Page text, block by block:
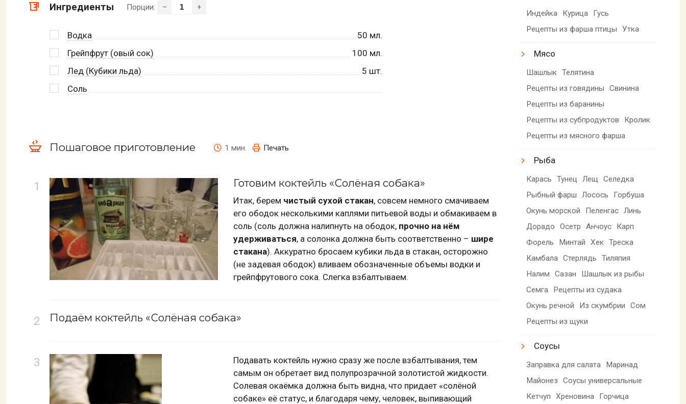
Ингредиенты Порции: – +
Водка 50 мл.
Грейпфрут (овый сок)
100 мл.
Лед (Кубики льда)
5 шт.
Соль
Пошаговое приготовление 1 мин. Печать
Готовим коктейль «Солёная собака»
Итак, берем чистый сухой стакан, совсем немного смачиваем
его ободок несколькими каплями питьевой воды и обмакиваем в
соль (соль должна налипнуть на ободок, прочно на нём
удерживаться, а солонка должна быть соответственно – шире
стакана). Аккуратно бросаем кубики льда в стакан, осторожно
(не задевая ободок) вливаем обозначенные объемы водки и
грейпфрутового сока. Слегка взбалтываем.
Подаём коктейль «Солёная собака»
Подавать коктейль нужно сразу же после взбалтывания, тем
самым он обретает вид полупрозрачной золотистой жидкости.
Солевая окаёмка должна быть видна, что придает «солёной
собаке» её статус, и благодаря чему, человек, выпивающий
Индейка Курица
Гусь
Рецепты из фарша птицы
Утка
Мясо
Шашлык Телятина
Рецепты из говядины
Свинина
Рецепты из баранины
Рецепты из субпродуктов
Кролик
Рецепты из мясного фарша
Рыба
Карась Тунец Лещ
Селедка
Рыбный фарш
Лосось
Горбуша
Окунь морской
Пеленгас Линь
Дорадо
Осетр Анчоус
Карп
Форель
Минтай Хек Треска
Камбала Стерлядь
Тиляпия
Налим
Сазан
Шашлык из рыбы
Семга
Рецепты из судака
Окунь речной
Из скумбрии
Сом
Рецепты из щуки
Соусы
Заправка для салата
Маринад
Майонез
Соусы универсальные
Кетчуп
Хреновина
Горчица